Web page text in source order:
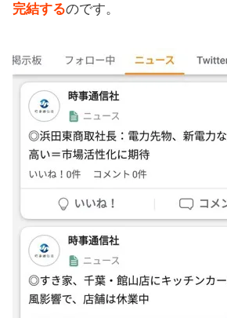
完結するのです。